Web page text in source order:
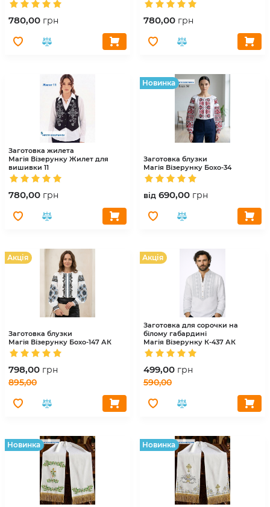
780,00 грн 780,00 грн
Заготовка жилета
Магія Візерунку Жилет для
вишивки 11
780,00 грн
Hовинка
Заготовка блузки
Магія Візерунку Бохо-34
вiд 690,00 грн
Акція
Заготовка блузки
Магія Візерунку Бохо-147 АК
798,00 грн
895,00
Акція
Заготовка для сорочки на
білому габардині
Магія Візерунку К-437 АК
499,00 грн
590,00
Hовинка Hовинка